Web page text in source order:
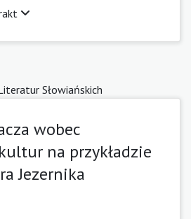
Słowiańskich
wobec
na przykładzie
Jezernika